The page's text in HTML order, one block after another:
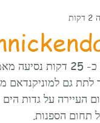
באמסטרדם
מוניקנדאם (סכר
תחום הספנות.